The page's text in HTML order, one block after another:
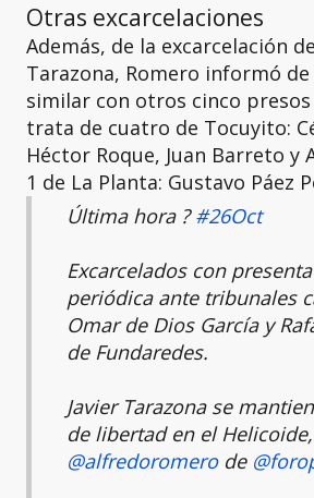
Otras excarcelaciones
Además, de la excarcelación
Tarazona, Romero informó
similar con otros cinco
trata de cuatro de Tocuyito:
Héctor Roque, Juan Barreto y
1 de La Planta: Gustavo Páez
Última hora ?#26Oct
Excarcelados con
periódica ante tribunales
Omar de Dios García y
de Fundaredes.
Javier Tarazona se
de libertad en el
@alfredoromerode